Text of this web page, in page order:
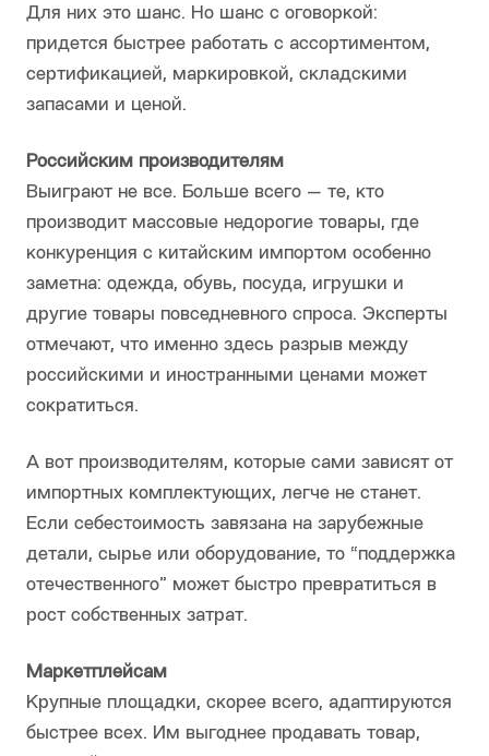
Для них это шанс. Но шанс с оговоркой:
придется быстрее работать с ассортиментом,
сертификацией, маркировкой, складскими
запасами и ценой.
Российским производителям
Выиграют не все. Больше всего — те, кто
производит массовые недорогие товары, где
конкуренция с китайским импортом особенно
заметна: одежда, обувь, посуда, игрушки и
другие товары повседневного спроса. Эксперты
отмечают, что именно здесь разрыв между
российскими и иностранными ценами может
сократиться.
А вот производителям, которые сами зависят от
импортных комплектующих, легче не станет.
Если себестоимость завязана на зарубежные
детали, сырье или оборудование, то “поддержка
отечественного” может быстро превратиться в
рост собственных затрат.
Маркетплейсам
Крупные площадки, скорее всего, адаптируются
быстрее всех. Им выгоднее продавать товар,